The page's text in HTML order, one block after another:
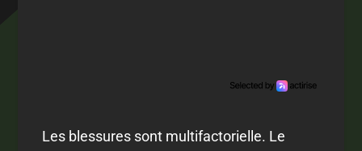
Les blessures sont multifactorielle. Le